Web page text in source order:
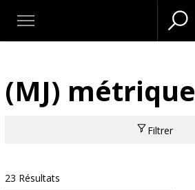
(MJ) métrique
Filtrer
23 Résultats